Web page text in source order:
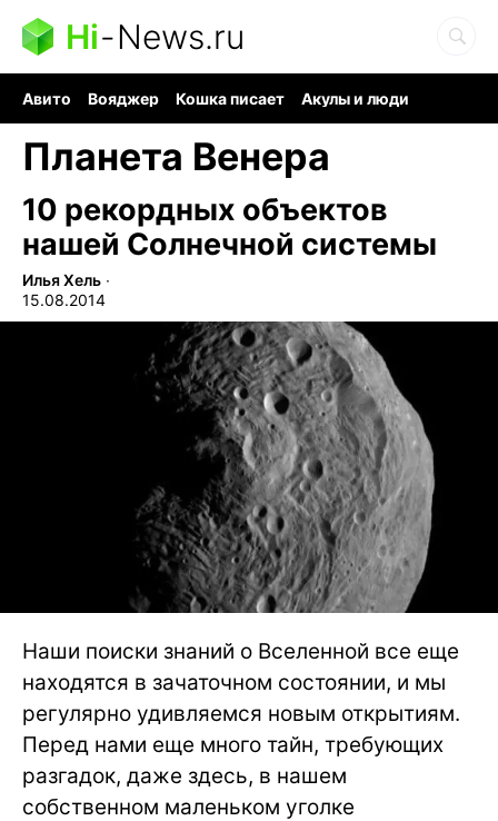
Hi-News.ru
Авито Вояджер Кошка писает
Акулы и люди
Планета Венера
10 рекордных объектов
нашей Солнечной системы
Илья Хель ∙
15.08.2014
Наши поиски знаний о Вселенной все еще
находятся в зачаточном состоянии, и мы
регулярно удивляемся новым открытиям.
Перед нами еще много тайн, требующих
разгадок, даже здесь, в нашем
собственном маленьком уголке